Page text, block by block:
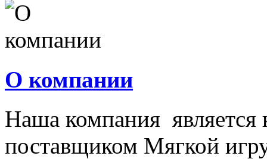
О компании
Наша компания
поставщиком Мягкой